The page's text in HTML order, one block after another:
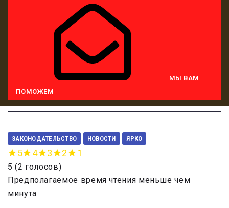
МЫ ВАМ
ПОМОЖЕМ
ЗАКОНОДАТЕЛЬСТВО НОВОСТИ ЯРКО
5 4 3 2 1
5 (2 голосов)
Предполагаемое время чтения меньше чем
минута